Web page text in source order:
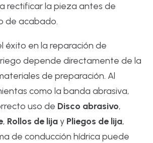
rectificar la pieza antes de
de acabado.
éxito en la reparación de
depende directamente de la
de preparación. Al
como la banda abrasiva,
uso de Disco abrasivo,
, Rollos de lija y Pliegos de lija,
de conducción hídrica puede